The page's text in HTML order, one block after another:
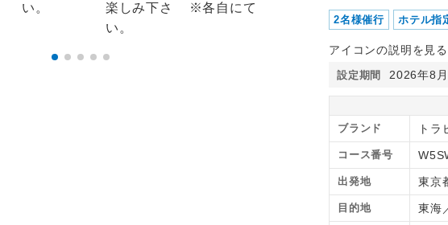
2名様催行 ホテル指
アイコンの説明を見
設定期間 2026年8
ブランド トラ
コース番号
出発地 東京
目的地 東海